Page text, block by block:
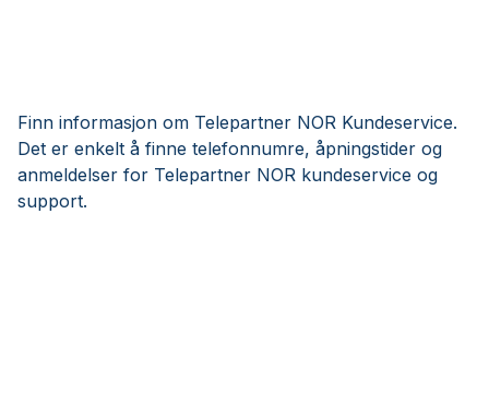
Finn informasjon om Telepartner NOR Kundeservice.
Det er enkelt å finne telefonnumre, åpningstider og
anmeldelser for Telepartner NOR kundeservice og
support.